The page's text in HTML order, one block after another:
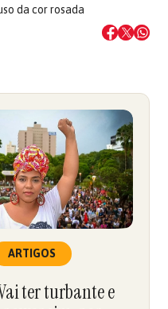
da cor rosada
ARTIGOS
ter turbante e